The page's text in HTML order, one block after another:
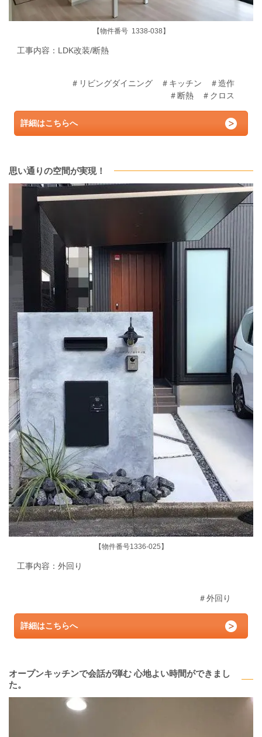
【物件番号 1338-038】
工事内容：LDK改装/断熱
＃リビングダイニング ＃キッチン ＃造作
＃断熱 ＃クロス
詳細はこちらへ
思い通りの空間が実現！
【物件番号1336-025】
工事内容：外回り
＃外回り
詳細はこちらへ
オープンキッチンで会話が弾む 心地よい時間ができまし
た。